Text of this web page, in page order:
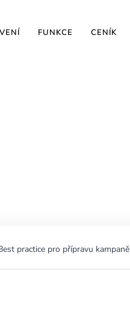
FUNKCE CENÍK
practice pro přípravu kampaně